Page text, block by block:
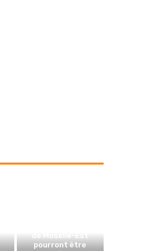
de Moselle-Est
pourront être